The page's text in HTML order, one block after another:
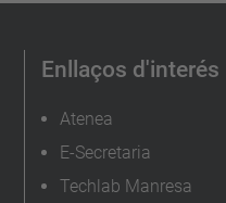
Enllaços d'interés
Atenea
E-Secretaria
Techlab Manresa